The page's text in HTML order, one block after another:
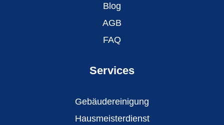
Blog
AGB
FAQ
Services
Gebäudereinigung
Hausmeisterdienst